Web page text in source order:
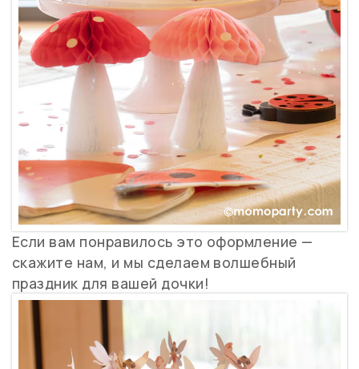
Если вам понравилось это оформление —
скажите нам, и мы сделаем волшебный
праздник для вашей дочки!